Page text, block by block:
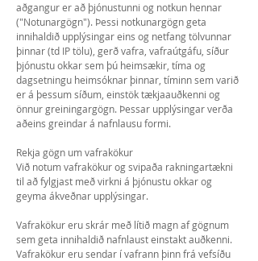
aðgangur er að þjónustunni og notkun hennar
("Notunargögn"). Þessi notkunargögn geta
innihaldið upplýsingar eins og netfang tölvunnar
þinnar (td IP tölu), gerð vafra, vafraútgáfu, síður
þjónustu okkar sem þú heimsækir, tíma og
dagsetningu heimsóknar þinnar, tíminn sem varið
er á þessum síðum, einstök tækjaauðkenni og
önnur greiningargögn. Þessar upplýsingar verða
aðeins greindar á nafnlausu formi.
Rekja gögn um vafrakökur
Við notum vafrakökur og svipaða rakningartækni
til að fylgjast með virkni á þjónustu okkar og
geyma ákveðnar upplýsingar.
Vafrakökur eru skrár með lítið magn af gögnum
sem geta innihaldið nafnlaust einstakt auðkenni.
Vafrakökur eru sendar í vafrann þinn frá vefsíðu